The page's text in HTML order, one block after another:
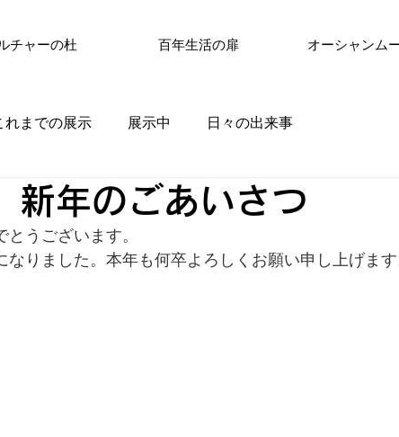
チャーの杜 百年生活の扉 オーシャンム
れまでの展示 展示中 日々の出来事
年のごあいさつ
うございます。
なりました。本年も何卒よろしくお願い申し上げます